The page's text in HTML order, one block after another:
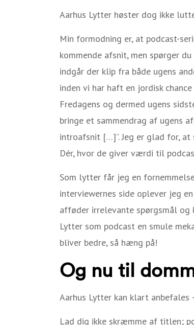
Aarhus Lytter høster dog ikke
Min formodning er, at podcast-
kommende afsnit, men spørger
indgår der klip fra både ugens
inden vi har haft en jordisk
Fredagens og dermed ugens
bringe et sammendrag af ugens
introafsnit […]”. Jeg er glad for,
Dér, hvor de giver værdi til
Som lytter får jeg en
interviewernes side oplever jeg
afføder irrelevante spørgsmål
Lytter som podcast en smule
bliver bedre, så hæng på!
Og nu til
Aarhus Lytter kan klart anbefales
Lad dig ikke skræmme af titlen;